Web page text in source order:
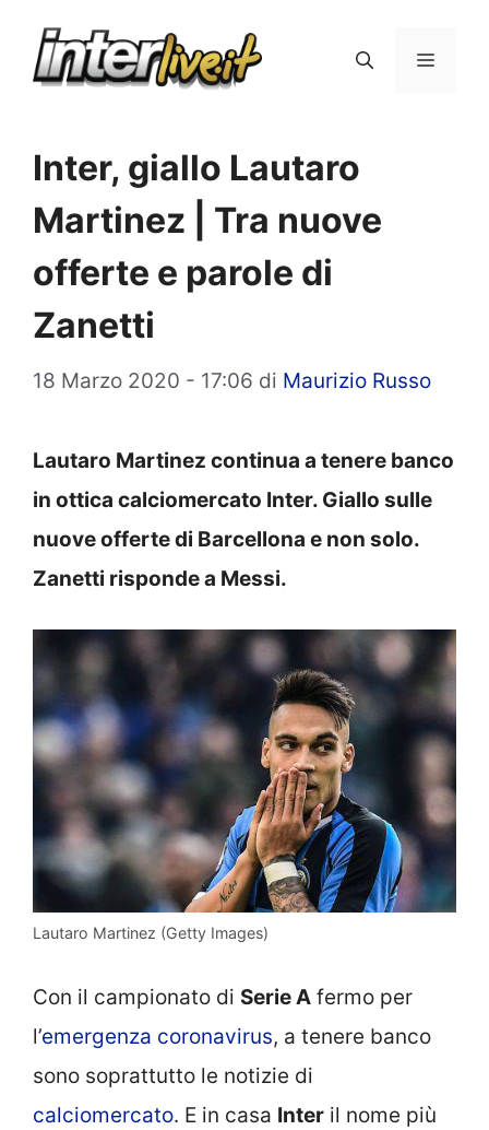
Menu
Inter, giallo Lautaro
Martinez | Tra nuove
offerte e parole di
Zanetti
18 Marzo 2020 - 17:06 di Maurizio Russo
Lautaro Martinez continua a tenere banco
in ottica calciomercato Inter. Giallo sulle
nuove offerte di Barcellona e non solo.
Zanetti risponde a Messi.
Lautaro Martinez (Getty Images)
Con il campionato di Serie A fermo per
l’emergenza coronavirus, a tenere banco
sono soprattutto le notizie di
calciomercato. E in casa Inter il nome più